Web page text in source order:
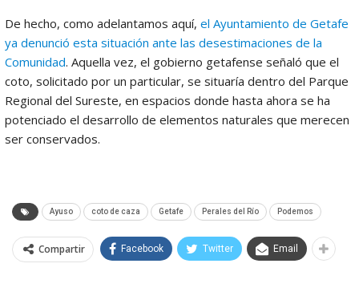
De hecho, como adelantamos aquí, el Ayuntamiento de Getafe
ya denunció esta situación ante las desestimaciones de la
Comunidad. Aquella vez, el gobierno getafense señaló que el
coto, solicitado por un particular, se situaría dentro del Parque
Regional del Sureste, en espacios donde hasta ahora se ha
potenciado el desarrollo de elementos naturales que merecen
ser conservados.
Ayuso coto de caza Getafe Perales del Río Podemos
Compartir Facebook Twitter Email